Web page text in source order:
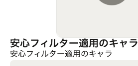
安心フィルター適用のキャラ
安心フィルター適用のキャラ